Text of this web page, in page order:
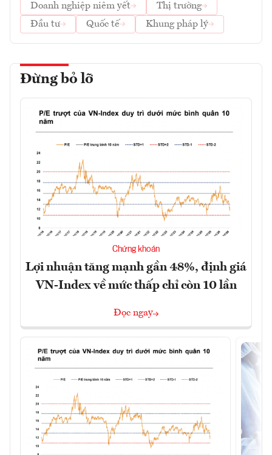
Doanh nghiệp niêm yết
Thị trường
Đầu tư
Quốc tế Khung pháp lý
Đừng bỏ lỡ
Chứng khoán
Lợi nhuận tăng mạnh gần 48%, định giá
VN-Index về mức thấp chỉ còn 10 lần
Đọc ngay